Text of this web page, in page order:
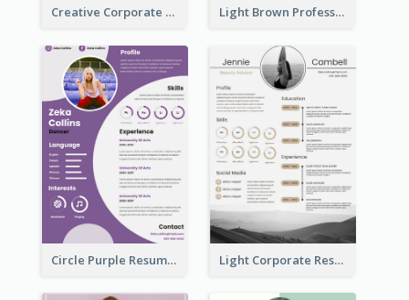
Creative Corporate Teal Resume Light Brown Professional Resume
Circle Purple Resume Light Corporate Resume